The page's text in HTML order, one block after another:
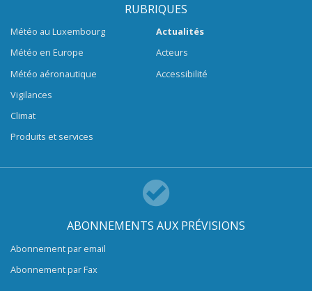
RUBRIQUES
Météo au Luxembourg
Météo en Europe
Météo aéronautique
Vigilances
Climat
Produits et services
Actualités
Acteurs
Accessibilité
ABONNEMENTS AUX PRÉVISIONS
Abonnement par email
Abonnement par Fax